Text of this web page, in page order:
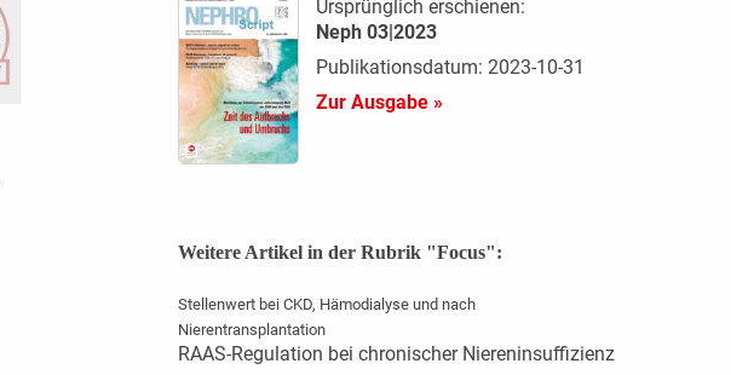
Ursprünglich erschienen:
Neph 03|2023
Publikationsdatum: 2023-10-31
Zur Ausgabe »
Weitere Artikel in der Rubrik "Focus":
Stellenwert bei CKD, Hämodialyse und nach
Nierentransplantation
RAAS-Regulation bei chronischer Niereninsuffizienz